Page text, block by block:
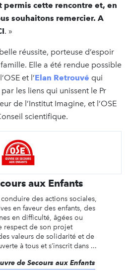
cette rencontre et, en
souhaitons remercier. A
. »
réussite, porteuse d’espoir
Elle a été rendue possible
et l’Elan Retrouvé qui
les liens qui unissent le Pr
de l’Institut Imagine, et l’OSE
scientifique.
aux Enfants
conduire des actions sociales,
en faveur des enfants, des
en difficulté, âgées ou
respect de son projet
valeurs de solidarité et de
à tous et s’inscrit dans ...
de Secours aux Enfants